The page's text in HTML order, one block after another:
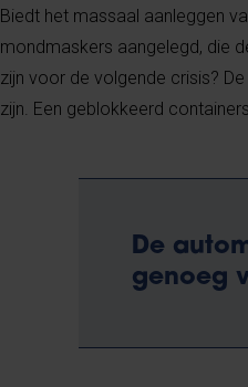
Biedt het massaal aanleggen
mondmaskers aangelegd, die
zijn voor de volgende crisis?
zijn. Een geblokkeerd
De
genoeg